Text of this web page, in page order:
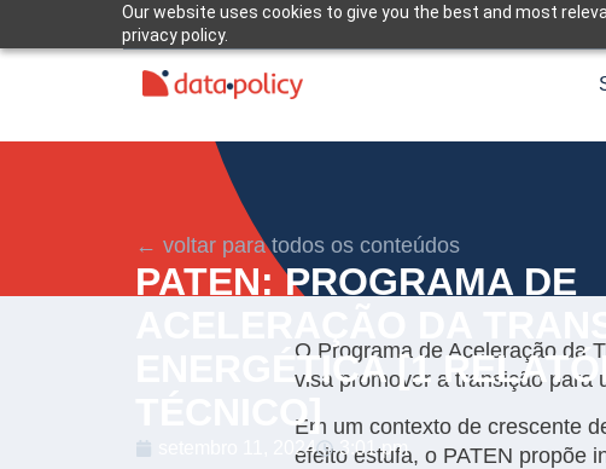
Our website uses cookies to give you the best and most
privacy policy.
← voltar para todos os conteúdos
PATEN: PROGRAMA DE
ENERGÉTICA [1
TÉCNICO]
setembro 11, 2024 3:01 pm
O Programa de Aceleração da
visa promover a transição para
Em um contexto de crescente
efeito estufa, o PATEN propõe